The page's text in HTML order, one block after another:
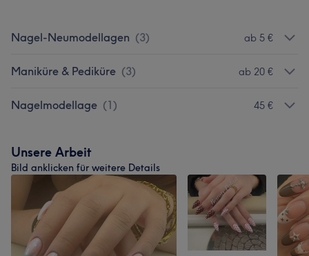
Nagel-Neumodellagen (3) ab 5 €
Maniküre & Pediküre (3) ab 20 €
Nagelmodellage (1) 45 €
Unsere Arbeit
Bild anklicken für weitere Details